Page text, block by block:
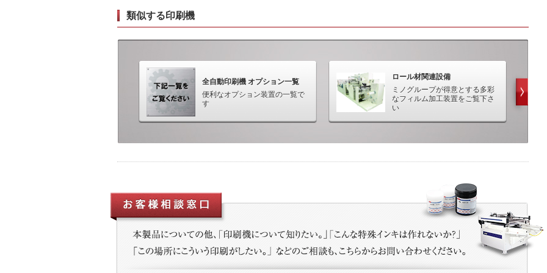
類似する印刷機
全自動印刷機 オプション一覧
便利なオプション装置の一覧で
す
ロール材関連設備
ミノグループが得意とする多彩
なフィルム加工装置をご覧下さ
い